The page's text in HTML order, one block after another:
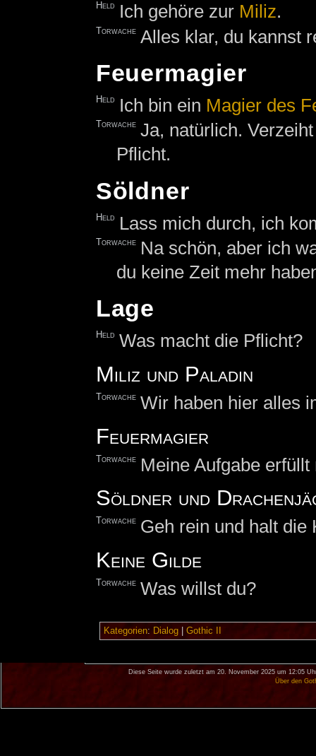
Held Ich gehöre zur Miliz.
Torwache Alles klar, du kannst
Feuermagier
Held Ich bin ein Magier des
Torwache Ja, natürlich.
Pflicht.
Söldner
Held Lass mich durch, ich
Torwache Na schön, aber ich
du keine Zeit mehr
Lage
Held Was macht die Pflicht?
Miliz und Paladin
Torwache Wir haben hier alles
Feuermagier
Torwache Meine Aufgabe
Söldner und
Torwache Geh rein und halt die
Keine Gilde
Torwache Was willst du?
Kategorien: Dialog| Gothic II
Diese Seite wurde zuletzt am 20. November 2025 um 12:05
Über den